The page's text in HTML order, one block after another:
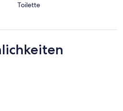
Toilette